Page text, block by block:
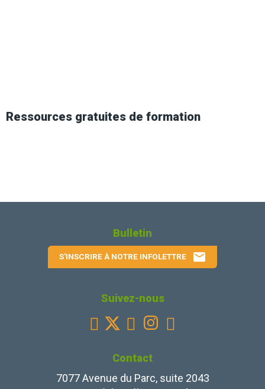
Ressources gratuites de formation
Bulletin
S'INSCRIRE À NOTRE INFOLETTRE email
Suivez-nous
 Facebook
 YoutubeInstagram

Contact
7077 Avenue du Parc, suite 2043